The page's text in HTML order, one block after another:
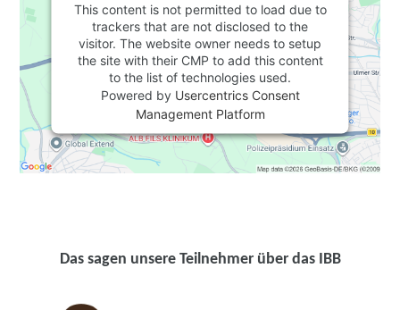
This content is not permitted to load due to
trackers that are not disclosed to the
visitor. The website owner needs to setup
the site with their CMP to add this content
to the list of technologies used.
Powered by Usercentrics Consent
Management Platform
Das sagen unsere Teilnehmer über das IBB